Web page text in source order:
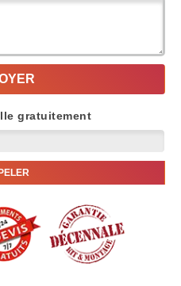
gratuitement